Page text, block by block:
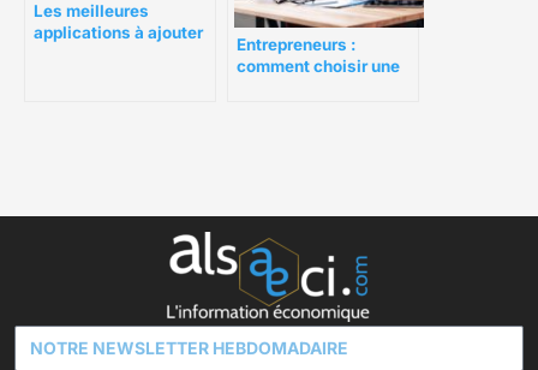
Les meilleures
applications à ajouter
Entrepreneurs :
comment choisir une